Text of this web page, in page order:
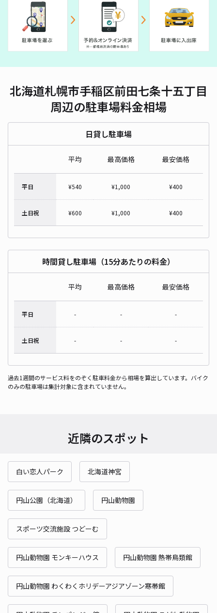
北海道札幌市手稲区前田七条十五丁目
周辺の駐車場料金相場
日貸し駐車場
平均 最高価格 最安価格
平日 ¥540 ¥1,000 ¥400
土日祝 ¥600 ¥1,000 ¥400
時間貸し駐車場（15分あたりの料金）
平均 最高価格 最安価格
平日 - - -
土日祝 - - -
過去1週間のサービス料をのぞく駐車料金から相場を算出しています。バイク
のみの駐車場は集計対象に含まれていません。
近隣のスポット
白い恋人パーク 北海道神宮
円山公園（北海道） 円山動物園
スポーツ交流施設 つどーむ
円山動物園 モンキーハウス 円山動物園 熱帯鳥類館
円山動物園 わくわくホリデーアジアゾーン寒帯館